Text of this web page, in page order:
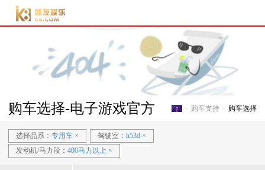
电子游戏官方-电子游
购车选择-电子游戏官方 购车支持 购车选择
选择品系： 专用车 × 驾驶室： h53d ×
发动机/马力段： 400马力以上 ×